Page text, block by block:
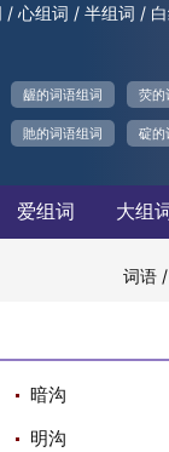
/ 心组词 / 半组词 /
龌的词语组词 荧的
貤的词语组词 碇的
爱组词 大组
词语 /
暗沟
明沟